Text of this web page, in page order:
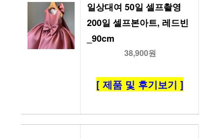
일상대여 50일 셀프촬영
200일 셀프본아트, 레드빈
_90cm
38,900원
[ 제품 및 후기보기 ]